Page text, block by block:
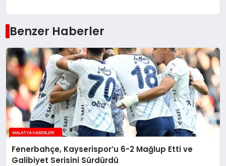
Benzer Haberler
Fenerbahçe, Kayserispor’u 6-2 Mağlup Etti ve
Galibiyet Serisini Sürdürdü